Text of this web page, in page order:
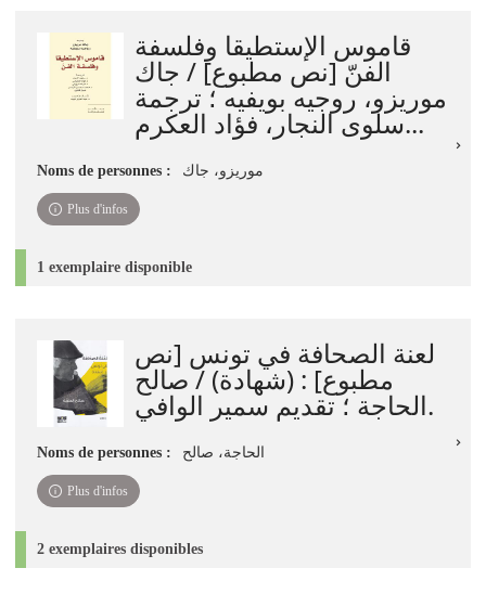
قاموس الإستطيقا وفلسفة
الفنّ [نص مطبوع] / جاك
موريزو، روجيه بويفيه ؛ ترجمة
سلوى النجار، فؤاد العكرم...
Noms de personnes : موريزو، جاك
Plus d'infos
1 exemplaire disponible
لعنة الصحافة في تونس [نص
مطبوع] : (شهادة) / صالح
الحاجة ؛ تقديم سمير الوافي.
Noms de personnes : الحاجة، صالح
Plus d'infos
2 exemplaires disponibles